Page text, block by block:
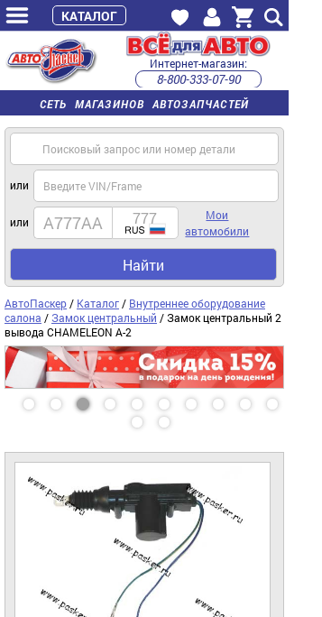
СЕТЬ МАГАЗИНОВ АВТОЗАПЧАСТЕЙ
Интернет-магазин:
8-800-333-07-90
часы работы с 9:00 до 22:00 (пн-пт)
или
или
Мои
автомобили
Найти
АвтоПаскер / Каталог / Внутреннее оборудование
салона / Замок центральный / Замок центральный 2
вывода CHAMELEON A-2
КАТАЛОГ